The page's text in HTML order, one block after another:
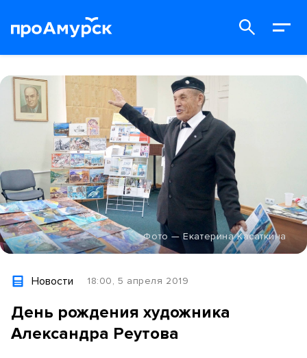
Фото — Екатерина Касаткина
Новости 18:00, 5 апреля 2019
День рождения художника
Александра Реутова